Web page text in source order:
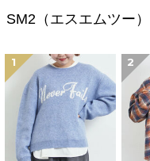
SM2（エスエムツー
1 2